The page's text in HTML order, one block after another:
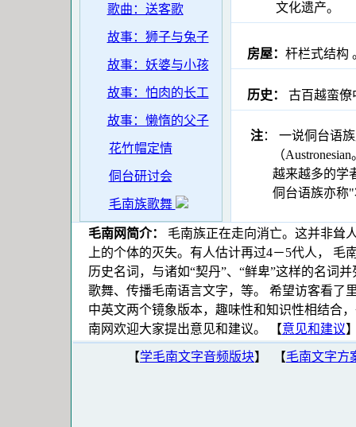
歌曲：送客歌
故事：狮子与兔子
故事：妖婆与小孩
故事：怕肉的长工
故事：懒惰的父子
花竹帽定情
侗台研讨会
毛南族歌舞
文化遗产。
房屋： 杆栏式结构
历史： 古百越蛮僚
注： 一说侗台语
（Austronesian。
越来越多的学者认
侗台语族亦称"
毛南网简介：
毛南族正在走向消亡。这并非耸
上的个体的灭失。有人估计再过4－5代人，
历史名词，与诸如“契丹”、“鲜卑”这样的名词
歌舞、传播毛南语言文字，等。 希望访客看了
中英文两个镜象版本，趣味性和知识性相结合
南网欢迎大家提出意见和建议。
【意见和建议
【学毛南文字音频版块】 【毛南文字方